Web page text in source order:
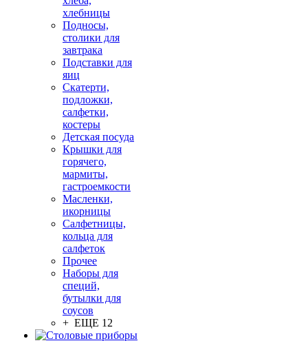
хлебницы
Подносы,
столики для
завтрака
Подставки для
яиц
Скатерти,
подложки,
салфетки,
костеры
Детская посуда
Крышки для
горячего,
мармиты,
гастроемкости
Масленки,
икорницы
Салфетницы,
кольца для
салфеток
Прочее
Наборы для
специй,
бутылки для
соусов
+ ЕЩЕ 12